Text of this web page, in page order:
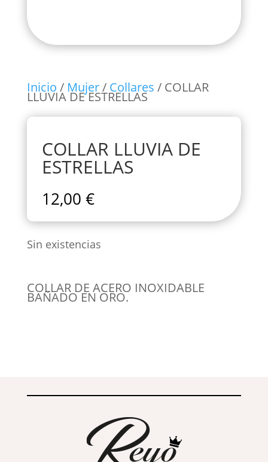
Inicio / Mujer/ Collares / COLLAR
LLUVIA DE ESTRELLAS
COLLAR LLUVIA DE
ESTRELLAS
12,00 €
Sin existencias
COLLAR DE ACERO INOXIDABLE
BAÑADO EN ORO.